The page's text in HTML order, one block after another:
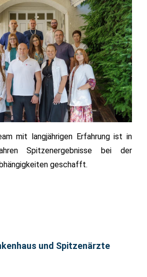
mit langjährigen Erfahrung ist in
Spitzenergebnisse bei der
geschafft.
und Spitzenärzte